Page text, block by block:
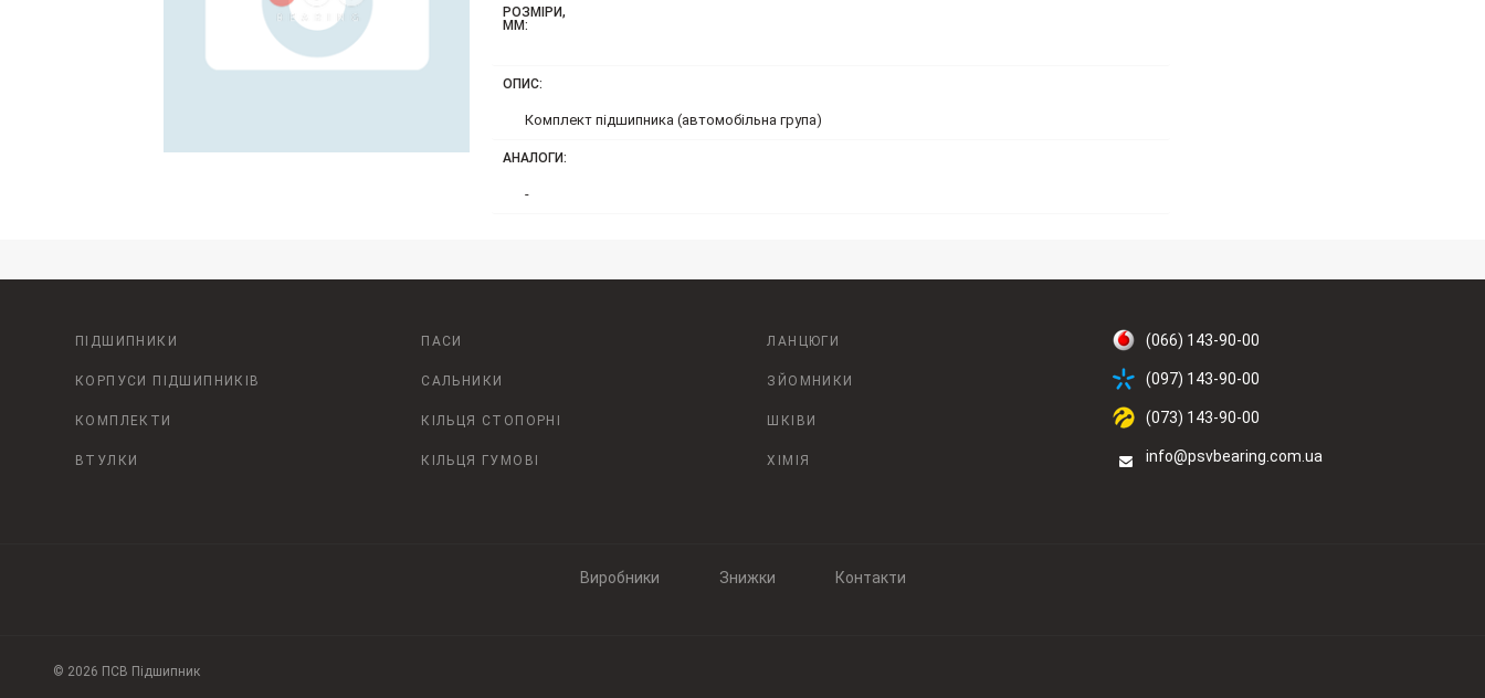
РОЗМІРИ,
ММ:
ОПИС:
Комплект підшипника (автомобільна група)
АНАЛОГИ:
-
ПІДШИПНИКИ
КОРПУСИ ПІДШИПНИКІВ
КОМПЛЕКТИ
ВТУЛКИ
ПАСИ
САЛЬНИКИ
КІЛЬЦЯ СТОПОРНІ
КІЛЬЦЯ ГУМОВІ
ЛАНЦЮГИ
ЗЙОМНИКИ
ШКІВИ
ХІМІЯ
(066) 143-90-00
(097) 143-90-00
(073) 143-90-00
info@psvbearing.com.ua
Виробники Знижки Контакти
© 2026 ПСВ Підшипник